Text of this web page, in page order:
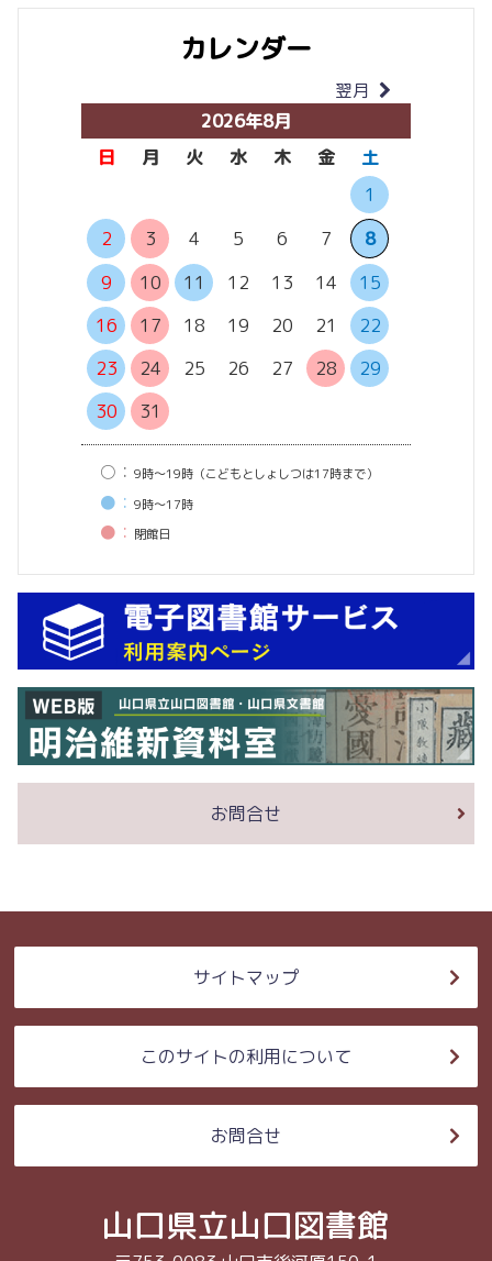
カレンダー
翌月
2026年8月
日
月 火 水 木 金
土
1
2
3 4 5 6 7
8
9
10 11 12 13 14
15
16
17 18 19 20 21
22
23
24 25 26 27 28
29
30
31
○： 9時〜19時（こどもとしょしつは17時まで）
●： 9時〜17時
●： 閉館⽇
お問合せ
サイトマップ
このサイトの利用について
お問合せ
山口県立山口図書館